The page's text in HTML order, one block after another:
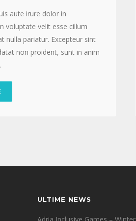
aute irure dolor in
voluptate velit esse cillum
nulla pariatur. Excepteur sint
non proident, sunt in anim
ULTIME NEWS